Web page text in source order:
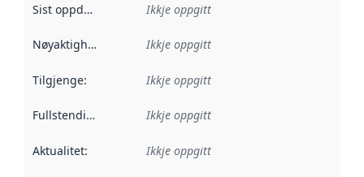
Sist oppdatert Ikkje oppgitt
Nøyaktigheit Ikkje oppgitt
Tilgjenge: Ikkje oppgitt
Fullstendigheit Ikkje oppgitt
Aktualitet: Ikkje oppgitt